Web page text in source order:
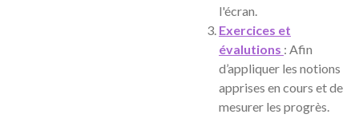
l'écran.
Exercices et
évalutions : Afin
d’appliquer les notions
apprises en cours et de
mesurer les progrès.